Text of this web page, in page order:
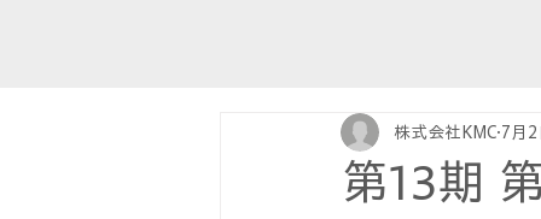
第13期
株式会社KMC 7月2